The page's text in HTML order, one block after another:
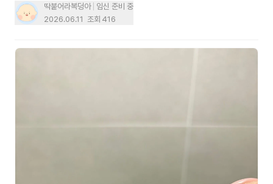
딱붙어라복덩아
임신 준비 중
2026.06.11 조회 416